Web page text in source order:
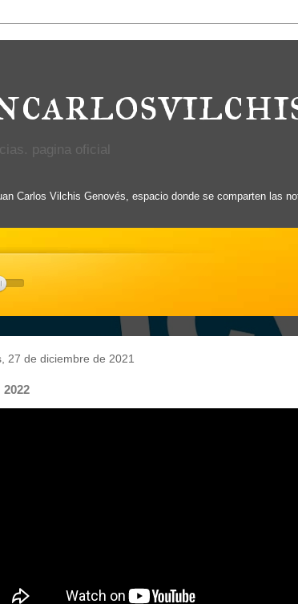
pagina oficial
Carlos Vilchis Genovés, espacio donde se comparten las
27 de diciembre de 2021
2022